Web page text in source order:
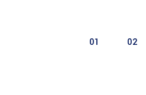
01 02